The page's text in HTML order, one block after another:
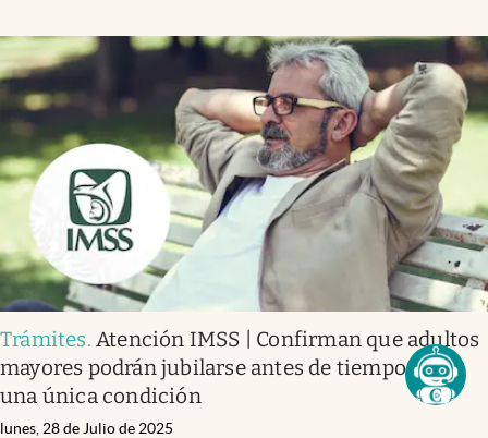
Trámites. Atención IMSS | Confirman que adultos
mayores podrán jubilarse antes de tiempo con
una única condición
lunes, 28 de Julio de 2025